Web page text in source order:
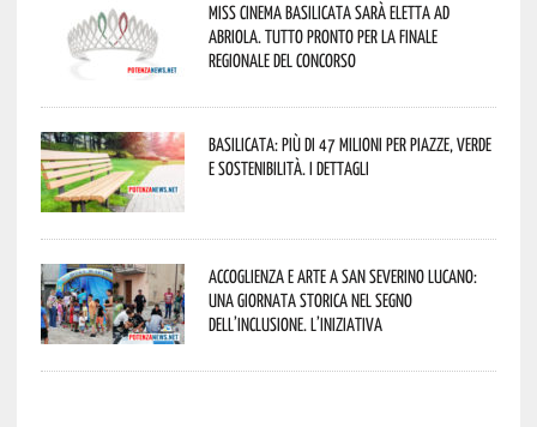
Miss Cinema Basilicata sarà eletta ad
Abriola. Tutto pronto per la finale
regionale del concorso
Basilicata: più di 47 milioni per piazze, verde
e sostenibilità. I dettagli
Accoglienza e arte a San Severino Lucano:
una giornata storica nel segno
dell’inclusione. L’iniziativa